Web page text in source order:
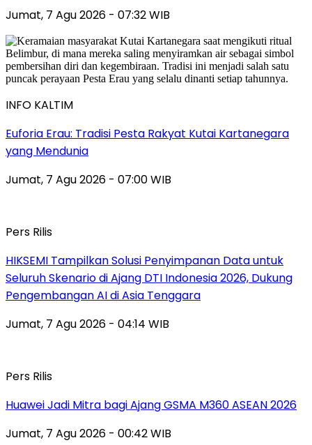
Jumat, 7 Agu 2026 - 07:32 WIB
INFO KALTIM
Euforia Erau: Tradisi Pesta Rakyat Kutai Kartanegara
yang Mendunia
Jumat, 7 Agu 2026 - 07:00 WIB
Pers Rilis
HIKSEMI Tampilkan Solusi Penyimpanan Data untuk
Seluruh Skenario di Ajang DTI Indonesia 2026, Dukung
Pengembangan AI di Asia Tenggara
Jumat, 7 Agu 2026 - 04:14 WIB
Pers Rilis
Huawei Jadi Mitra bagi Ajang GSMA M360 ASEAN 2026
Jumat, 7 Agu 2026 - 00:42 WIB